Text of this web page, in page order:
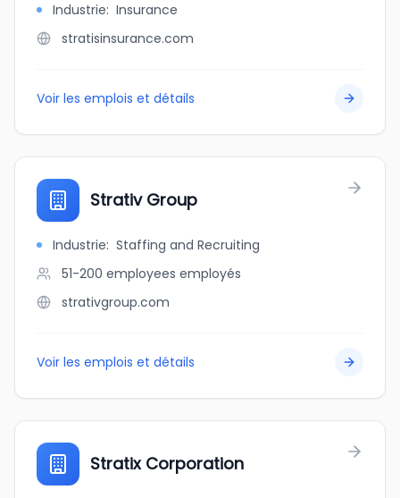
Industrie: Insurance
stratisinsurance.com
Voir les emplois et détails
Strativ Group
Industrie: Staffing and Recruiting
51-200 employees employés
strativgroup.com
Voir les emplois et détails
Stratix Corporation